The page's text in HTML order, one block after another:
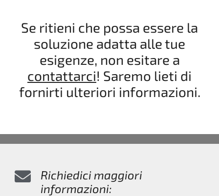
Se ritieni che possa essere la
soluzione adatta alle tue
esigenze, non esitare a
contattarci! Saremo lieti di
fornirti ulteriori informazioni.
Richiedici maggiori
informazioni: